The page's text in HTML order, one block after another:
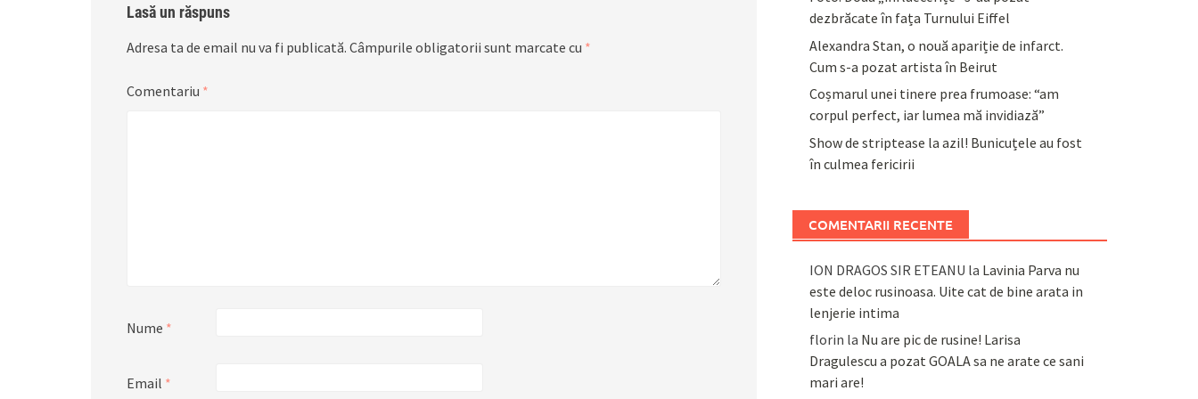
Lasă un răspuns
Adresa ta de email nu va fi publicată. Câmpurile obligatorii sunt marcate cu *
Comentariu *
Nume *
Email *
dezbrăcate în fața Turnului Eiffel
Alexandra Stan, o nouă apariție de infarct.
Cum s-a pozat artista în Beirut
Coșmarul unei tinere prea frumoase: “am
corpul perfect, iar lumea mă invidiază”
Show de striptease la azil! Bunicuțele au fost
în culmea fericirii
COMENTARII RECENTE
ION DRAGOS SIR ETEANU la Lavinia Parva nu
este deloc rusinoasa. Uite cat de bine arata in
lenjerie intima
florin la Nu are pic de rusine! Larisa
Dragulescu a pozat GOALA sa ne arate ce sani
mari are!